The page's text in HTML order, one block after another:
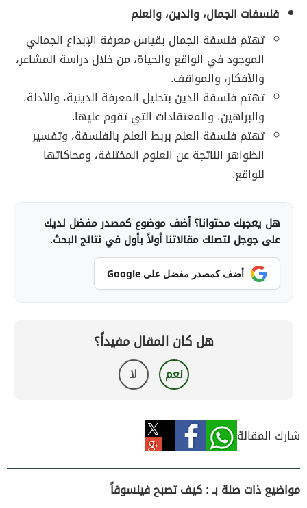
فلسفات الجمال، والدين، والعلم
تهتم فلسفة الجمال بقياس معرفة الإبداع الجمالي
الموجود في الواقع والحياة، من خلال دراسة المشاعر،
والأفكار، والمواقف.
تهتم فلسفة الدين بتحليل المعرفة الدينية، والأدلة،
والبراهين، والمعتقادات التي تقوم عليها.
تهتم فلسفة العلم بربط العلم بالفلسفة، وتفسير
الظواهر الناتجة عن العلوم المختلفة، ومحاكاتها
للواقع.
هل يعجبك محتوانا؟ أضف موضوع كمصدر مفضل لديك
على جوجل لتصلك مقالاتنا أولاً بأول في نتائج البحث.
أضف كمصدر مفضل على Google
هل كان المقال مفيداً؟
نعم لا
شارك المقالة
مواضيع ذات صلة بـ : كيف تصبح فيلسوفاً